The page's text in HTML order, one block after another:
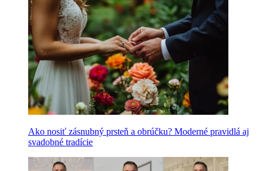
Ako nosiť zásnubný prsteň a obrúčku? Moderné pravidlá aj
svadobné tradície